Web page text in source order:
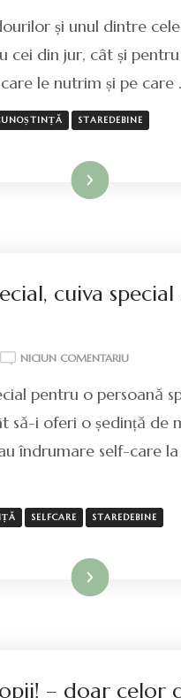
CU
BUNE
și unul dintre
cei din jur, cât și
le nutrim și pe care
STAREDEBINE
Mai mult
cuiva
NICIUN COMENTARIULA
CEVA
SPECIAL,
CUIVA
SPECIAL
CADOU
pentru o persoană
să-i oferi o ședință de
îndrumare self-care
SELFCARE STAREDEBINE
Mai mult
– doar celor